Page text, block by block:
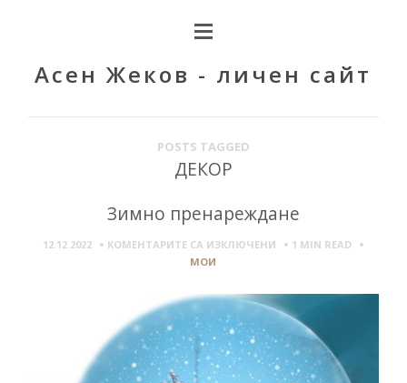
Асен Жеков - личен сайт
POSTS TAGGED
ДЕКОР
Зимно пренареждане
12.12.2022 КОМЕНТАРИТЕ СА ИЗКЛЮЧЕНИЗА 1 MIN READ
МОИ